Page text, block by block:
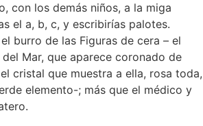
con los demás niños, a la miga
el a, b, c, y escribirías palotes.
burro de las Figuras de cera – el
Mar, que aparece coronado de
cristal que muestra a ella, rosa toda,
elemento-; más que el médico y